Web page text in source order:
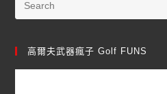
高爾夫武器瘋子 Golf FUNS